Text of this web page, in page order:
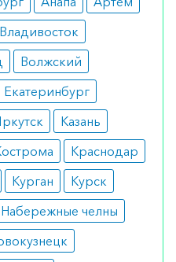
— проявление
нарушений
кровеносных
к эрекции,
следует в случае
хотя бы
состава. К другим
относятся тяжелые
печеночная
Владивосток
Волжский
Екатеринбург
Казань
Краснодар
Курган
Курск
Набережные челны